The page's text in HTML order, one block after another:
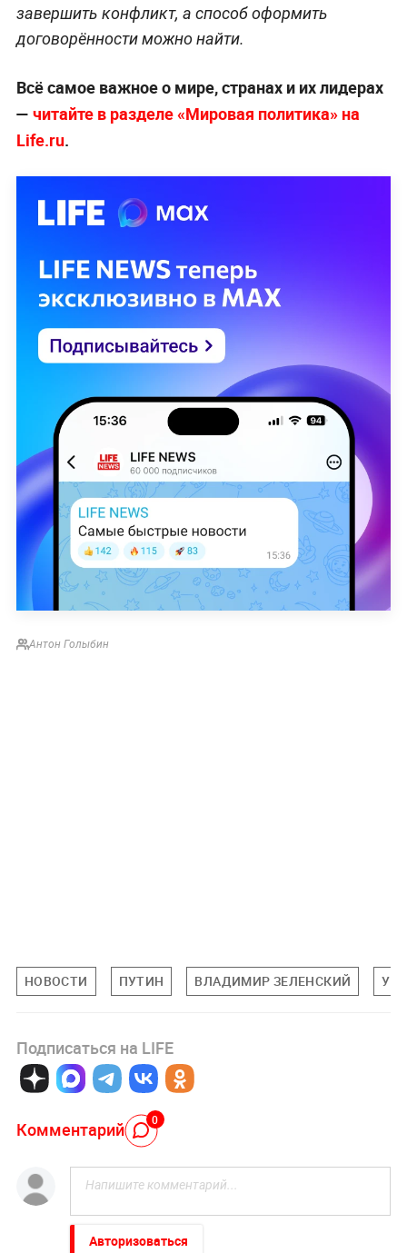
завершить конфликт, а способ оформить
договорённости можно найти.
Всё самое важное о мире, странах и их лидерах
— читайте в разделе «Мировая политика» на
Life.ru.
Антон Голыбин
НОВОСТИ ПУТИН ВЛАДИМИР ЗЕЛЕНСКИЙ
Подписаться на LIFE
Комментарий 0
Авторизоваться